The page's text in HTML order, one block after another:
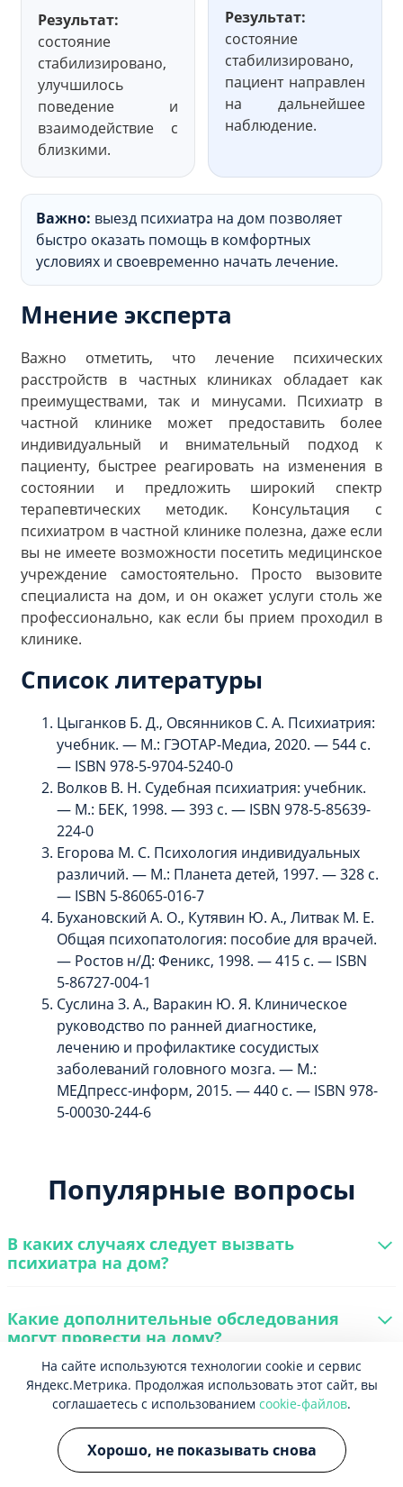
Результат:
состояние
стабилизировано,
улучшилось
поведение и
взаимодействие с
близкими.
Результат:
состояние
стабилизировано,
пациент направлен
на дальнейшее
наблюдение.
Важно: выезд психиатра на дом позволяет
быстро оказать помощь в комфортных
условиях и своевременно начать лечение.
Мнение эксперта
Важно отметить, что лечение психических
расстройств в частных клиниках обладает как
преимуществами, так и минусами. Психиатр в
частной клинике может предоставить более
индивидуальный и внимательный подход к
пациенту, быстрее реагировать на изменения в
состоянии и предложить широкий спектр
терапевтических методик. Консультация с
психиатром в частной клинике полезна, даже если
вы не имеете возможности посетить медицинское
учреждение самостоятельно. Просто вызовите
специалиста на дом, и он окажет услуги столь же
профессионально, как если бы прием проходил в
клинике.
Список литературы
Цыганков Б. Д., Овсянников С. А. Психиатрия:
учебник. — М.: ГЭОТАР-Медиа, 2020. — 544 с.
— ISBN 978-5-9704-5240-0
Волков В. Н. Судебная психиатрия: учебник.
— М.: БЕК, 1998. — 393 с. — ISBN 978-5-85639-
224-0
Егорова М. С. Психология индивидуальных
различий. — М.: Планета детей, 1997. — 328 с.
— ISBN 5-86065-016-7
Бухановский А. О., Кутявин Ю. А., Литвак М. Е.
Общая психопатология: пособие для врачей.
— Ростов н/Д: Феникс, 1998. — 415 с. — ISBN
5-86727-004-1
Суслина З. А., Варакин Ю. Я. Клиническое
руководство по ранней диагностике,
лечению и профилактике сосудистых
заболеваний головного мозга. — М.:
МЕДпресс-информ, 2015. — 440 с. — ISBN 978-
5-00030-244-6
Популярные вопросы
В каких случаях следует вызвать
психиатра на дом?
Какие дополнительные обследования
могут провести на дому?
Специалисты центра
На сайте используются технологии cookie и сервис
Яндекс.Метрика. Продолжая использовать этот сайт, вы
соглашаетесь с использованием cookie-файлов.
Хорошо, не показывать снова